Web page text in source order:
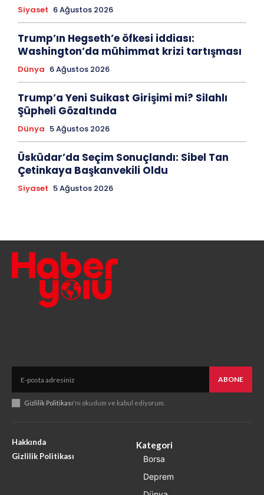
Siyaset 6 Ağustos 2026
Trump’ın Hegseth’e öfkesi iddiası:
Washington’da mühimmat krizi tartışması
Dünya 6 Ağustos 2026
Trump’a Yeni Suikast Girişimi mi? Silahlı
Şüpheli Gözaltında
Dünya 5 Ağustos 2026
Üsküdar’da Seçim Sonuçlandı: Sibel Tan
Çetinkaya Başkanvekili Oldu
Siyaset 5 Ağustos 2026
ABONE
Gizlilik Politikası'nı okudum ve kabul ediyorum.
Hakkında
Gizlilik Politikası
Kategori
Borsa
Deprem